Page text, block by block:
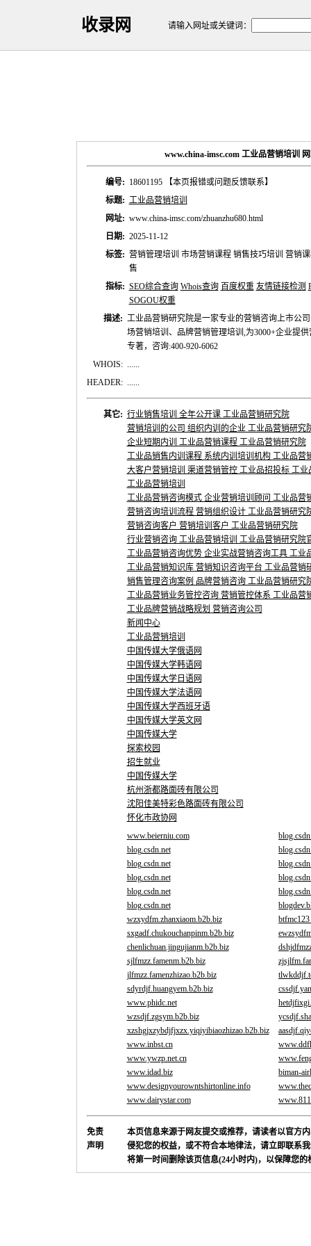
收录网 请输入网址或关键词：
www.china-imsc.com 工业品营销培训
编号: 18601195
【本页报错或问题反馈联系】
标题: 工业品营销培训
网址: www.china-imsc.com/zhuanzhu680.html
日期: 2025-11-12
标签: 营销管理培训 市场营销课程 销售技巧培训 营销
售
指标: SEO综合查询 Whois查询 百度权重 友情链接检测
SOGOU权重
描述: 工业品营销研究院是一家专业的营销咨询上市公
场营销培训、品牌营销管理培训,为3000+企业提
专著，咨询:400-920-6062
WHOIS: ......
HEADER: ......
其它: 行业销售培训 全年公开课 工业品营销研究院
营销培训的公司 组织内训的企业 工业品营销研究
企业短期内训 工业品营销课程 工业品营销研究院
工业品销售内训课程 系统内训培训机构 工业品营
大客户营销培训 渠道营销管控 工业品招投标 工业
工业品营销培训
工业品营销咨询模式 企业营销培训顾问 工业品营
营销咨询培训流程 营销组织设计 工业品营销研究
营销咨询客户 营销培训客户 工业品营销研究院
行业营销咨询 工业品营销培训 工业品营销研究院
工业品营销咨询优势 企业实战营销咨询工具 工业
工业品营销知识库 营销知识咨询平台 工业品营销
销售管理咨询案例 品牌营销咨询 工业品营销研究
工业品营销业务管控咨询 营销管控体系 工业品营
工业品牌营销战略规划 营销咨询公司
新闻中心
工业品营销培训
中国传媒大学俄语网
中国传媒大学韩语网
中国传媒大学日语网
中国传媒大学法语网
中国传媒大学西班牙语
中国传媒大学英文网
中国传媒大学
探索校园
招生就业
中国传媒大学
杭州浙都路面砖有限公司
沈阳佳美特彩色路面砖有限公司
怀化市政协网
www.beierniu.com
blog.csdn.net
blog.csdn.net
blog.csdn.net
blog.csdn.net
blog.csdn.net
wzxydfm.zhanxiaom.b2b.biz
sxgadf.chukouchanpinm.b2b.biz
chenlichuan.jingujianm.b2b.biz
sjlfmzz.famenm.b2b.biz
jlfmzz.famenzhizao.b2b.biz
sdyrdjf.huangyem.b2b.biz
www.phidc.net
wzsdjf.zgsym.b2b.biz
xzshgjxzybdjfjxzx.yiqiyibiaozhizao.b2b.biz
www.inbst.cn
www.ywzp.net.cn
www.idad.biz
biman-
www.designyourowntshirtonline.info
www.dairystar.com
免责
声明
本页信息来源于网友提交或推荐，请读者以官方
侵犯您的权益，或不符合本地律法，请立即联系
将第一时间删除该页信息(24小时内)，以保障您的